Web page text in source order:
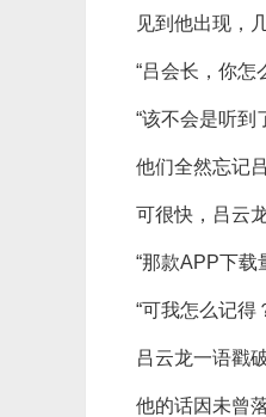
见到他出现，
“吕会长，你怎
“该不会是听到
他们全然忘记
可很快，吕云
“那款APP下载
“可我怎么记得
吕云龙一语戳
他的话因未曾